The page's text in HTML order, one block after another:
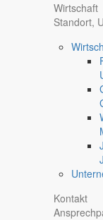
Wirtschaft
Standort,
Kontakt